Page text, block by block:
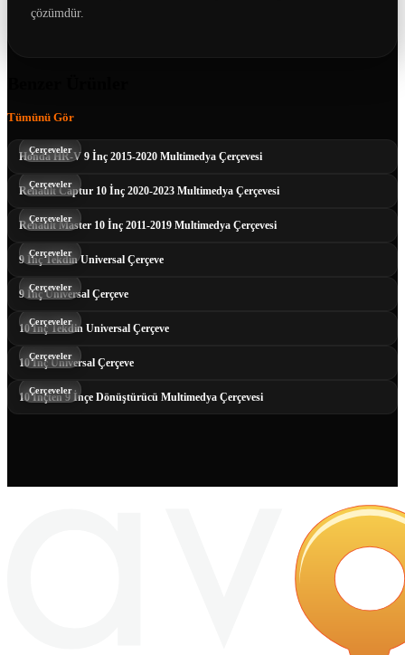
çözümdür.
Tümünü Gör
Honda HR-V 9 İnç 2015-2020 Multimedya Çerçevesi
Çerçeveler
Renault Captur 10 İnç 2020-2023 Multimedya Çerçevesi
Çerçeveler
Renault Master 10 İnç 2011-2019 Multimedya Çerçevesi
Çerçeveler
9 İnç Tekdin Universal Çerçeve
Çerçeveler
9 İnç Universal Çerçeve
Çerçeveler
10 İnç Tekdin Universal Çerçeve
Çerçeveler
10 İnç Universal Çerçeve
Çerçeveler
10 İnçten 9 İnçe Dönüştürücü Multimedya Çerçevesi
Çerçeveler